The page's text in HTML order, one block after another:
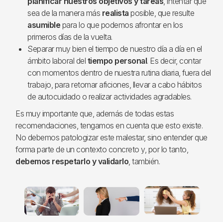
sea de la manera más realista posible, que resulte
asumible para lo que podemos afrontar en los
primeros días de la vuelta.
Separar muy bien el tiempo de nuestro día a día en el
ámbito laboral del tiempo personal. Es decir, contar
con momentos dentro de nuestra rutina diaria, fuera del
trabajo, para retomar aficiones, llevar a cabo hábitos
de autocuidado o realizar actividades agradables.
Es muy importante que, además de todas estas
recomendaciones, tengamos en cuenta que esto existe.
No debemos patologizar este malestar, sino entender que
forma parte de un contexto concreto y, por lo tanto,
debemos respetarlo y validarlo , también.
Imagen